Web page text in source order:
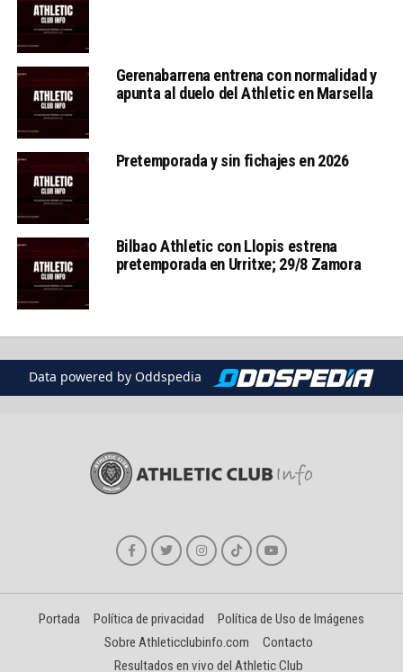
Gerenabarrena entrena con normalidad y
apunta al duelo del Athletic en Marsella
Pretemporada y sin fichajes en 2026
Bilbao Athletic con Llopis estrena
pretemporada en Urritxe; 29/8 Zamora
Data powered by Oddspedia
Portada Política de privacidad
Política de Uso de Imágenes
Sobre Athleticclubinfo.com
Contacto
Resultados en vivo del Athletic Club